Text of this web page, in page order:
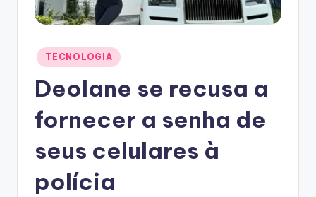
Posted
in
TECNOLOGIA
Deolane se recusa a
fornecer a senha de
seus celulares à
polícia